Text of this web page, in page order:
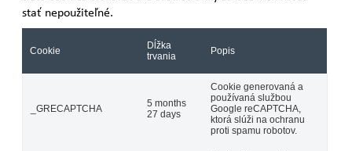
stať nepoužiteľné.
Cookie
Dĺžka
trvania
Popis
_GRECAPTCHA
5 months
27 days
Cookie generovaná a
používaná službou
Google reCAPTCHA,
ktorá slúži na ochranu
proti spamu robotov.